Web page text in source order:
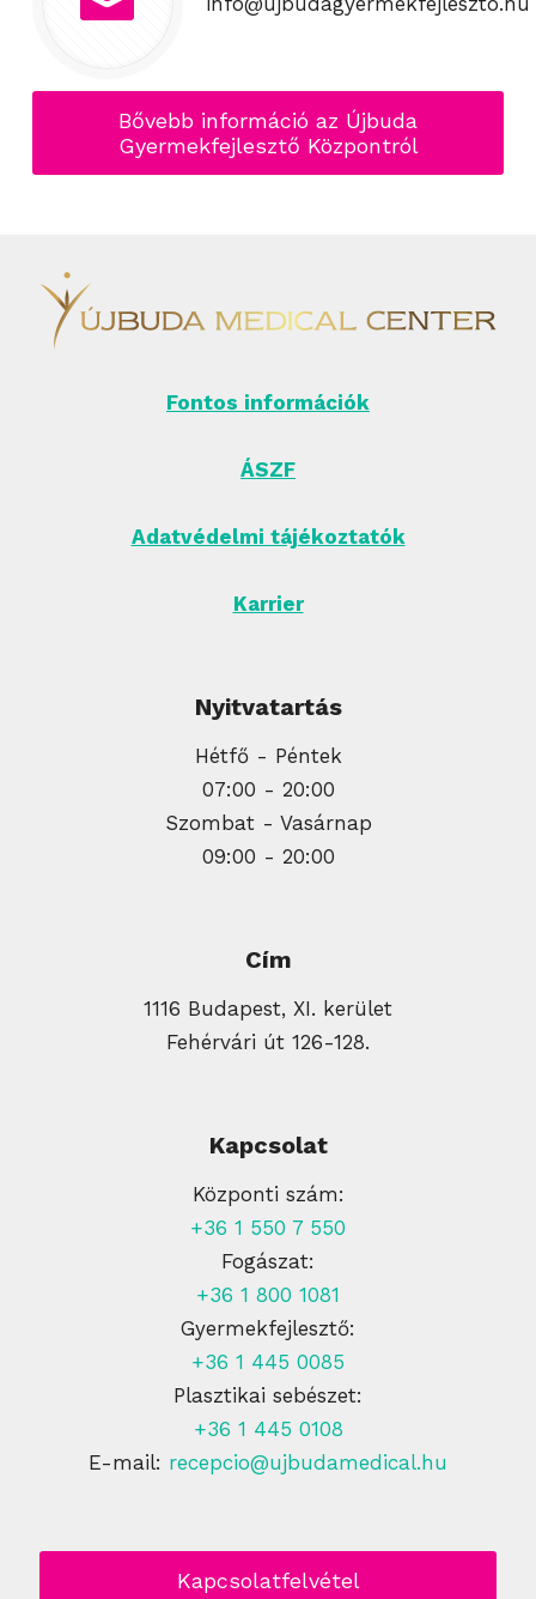
Bővebb információ az Újbuda
Gyermekfejlesztő Központról
Fontos információk
ÁSZF
Adatvédelmi tájékoztatók
Karrier
Nyitvatartás
Hétfő - Péntek
07:00 - 20:00
Szombat - Vasárnap
09:00 - 20:00
Cím
1116 Budapest, XI. kerület
Fehérvári út 126-128.
Kapcsolat
Központi szám:
+36 1 550 7 550
Fogászat:
+36 1 800 1081
Gyermekfejlesztő:
+36 1 445 0085
Plasztikai sebészet:
+36 1 445 0108
E-mail: recepcio@ujbudamedical.hu
Kapcsolatfelvétel